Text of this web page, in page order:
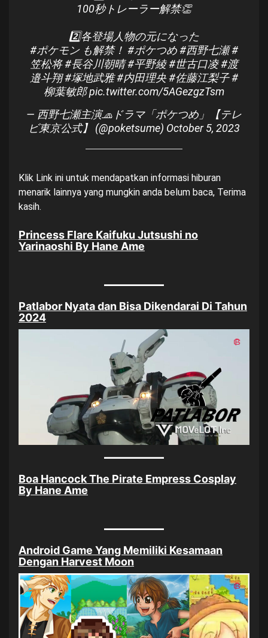
100秒トレーラー解禁👏
2️⃣各登場人物の元になった
#ポケモンも解禁！ #ポケつめ#西野七瀬#
笠松将#長谷川朝晴#平野綾#世古口凌#渡
邉斗翔#塚地武雅#内田理央#佐藤江梨子#
柳葉敏郎pic.twitter.com/5AGezgzTsm
— 西野七瀬主演🧢ドラマ「ポケつめ」【テレ
ビ東京公式】 (@poketsume) October 5, 2023
Klik Link ini untuk mendapatkan informasi hiburan
menarik lainnya yang mungkin anda belum baca, Terima
kasih.
Princess Flare Kaifuku Jutsushi no
Yarinaoshi By Hane Ame
Patlabor Nyata dan Bisa Dikendarai Di Tahun
2024
Boa Hancock The Pirate Empress Cosplay
By Hane Ame
Android Game Yang Memiliki Kesamaan
Dengan Harvest Moon